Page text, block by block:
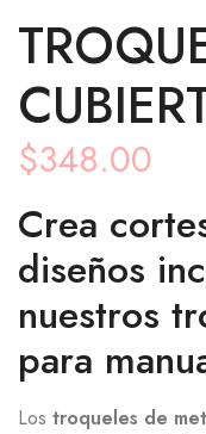
$348.00
Crea
diseños
nuestros
para
Los troqueles de